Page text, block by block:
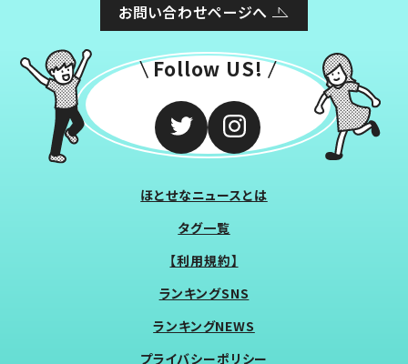
お問い合わせページへ
Follow US!
ほとせなニュースとは
タグ一覧
【利用規約】
ランキングSNS
ランキングNEWS
プライバシーポリシー